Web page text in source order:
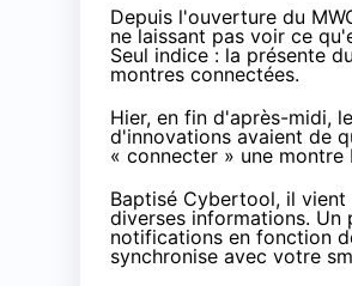
Depuis l'ouverture du
ne laissant pas voir ce
Seul indice : la présente
montres connectées.
Hier, en fin d'après-midi,
d'innovations avaient de
« connecter » une montre
Baptisé Cybertool, il
diverses informations.
notifications en fonction
synchronise avec votre